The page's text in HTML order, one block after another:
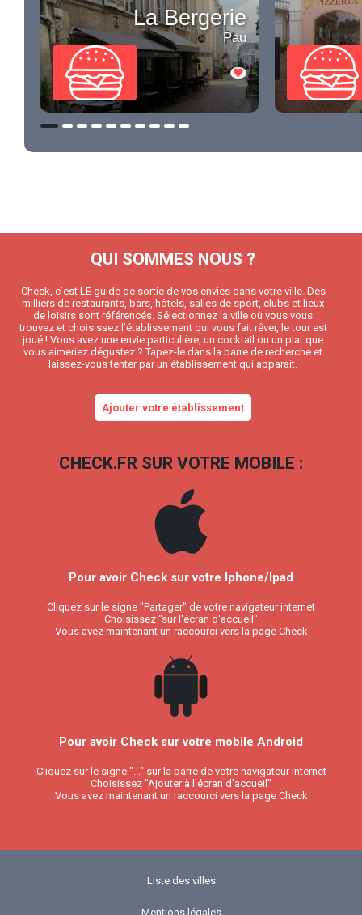
La Bergerie
Pau
QUI SOMMES NOUS ?
Check, c’est LE guide de sortie de vos envies dans votre ville. Des
milliers de restaurants, bars, hôtels, salles de sport, clubs et lieux
de loisirs sont référencés. Sélectionnez la ville où vous vous
trouvez et choisissez l’établissement qui vous fait rêver, le tour est
joué ! Vous avez une envie particulière, un cocktail ou un plat que
vous aimeriez dégustez ? Tapez-le dans la barre de recherche et
laissez-vous tenter par un établissement qui apparait.
Ajouter votre établissement
CHECK.FR SUR VOTRE MOBILE :
Pour avoir Check sur votre Iphone/Ipad
Cliquez sur le signe "Partager" de votre navigateur internet
Choisissez "sur l'écran d'accueil"
Vous avez maintenant un raccourci vers la page Check
Pour avoir Check sur votre mobile Android
Cliquez sur le signe "..." sur la barre de votre navigateur internet
Choisissez "Ajouter à l'écran d'accueil"
Vous avez maintenant un raccourci vers la page Check
Liste des villes
Mentions légales